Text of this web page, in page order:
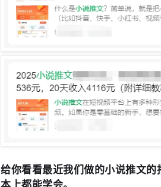
给你看看最近我们做的小说推文